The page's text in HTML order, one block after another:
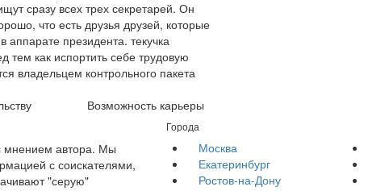
сразу всех трех секретарей. Он
что есть друзья друзей, которые
аппарате президента. текучка
тем как испортить себе трудовую
владельцем контрольного пакета
Возможность карьеры
мнением автора. Мы
с соискателями,
"серую"
Города
Москва
Екатеринбург
Ростов-на-Дону